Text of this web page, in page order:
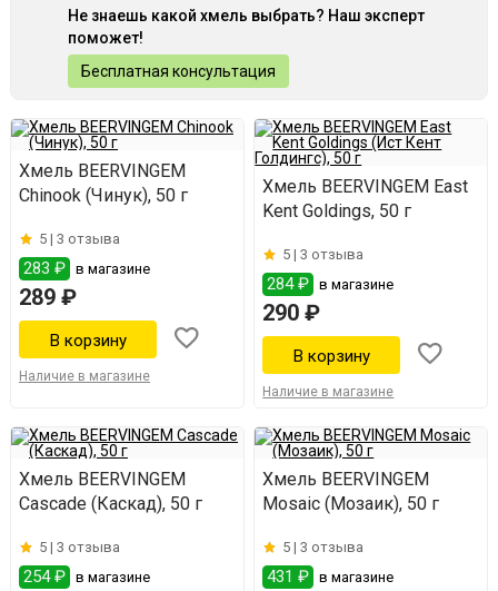
Не знаешь какой хмель выбрать? Наш эксперт
поможет!
Бесплатная консультация
Хмель BEERVINGEM
Chinook (Чинук), 50 г
5 | 3 отзыва
283 ₽ в магазине
289 ₽
Наличие в магазине
Хмель BEERVINGEM East
Kent Goldings, 50 г
5 |3 отзыва
284 ₽ в магазине
290 ₽
Наличие в магазине
Хмель BEERVINGEM
Cascade (Каскад), 50 г
5 | 3 отзыва
254 ₽ в магазине
Хмель BEERVINGEM
Mosaic (Мозаик), 50 г
5 |3 отзыва
431 ₽ в магазине